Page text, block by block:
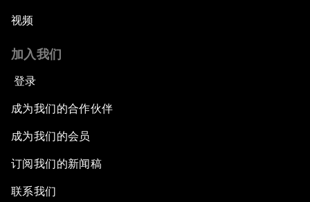
视频
加入我们
登录
成为我们的合作伙伴
成为我们的会员
订阅我们的新闻稿
联系我们